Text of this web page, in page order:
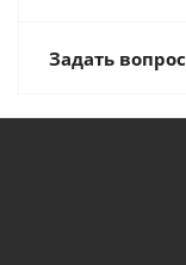
Задать вопрос